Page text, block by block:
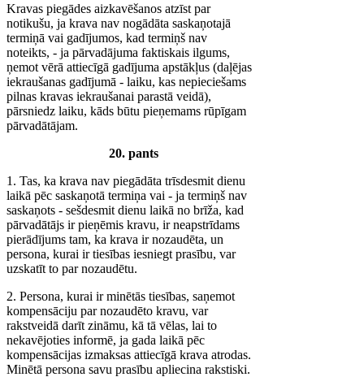
Kravas piegādes aizkavēšanos atzīst par
notikušu, ja krava nav nogādāta saskaņotajā
termiņā vai gadījumos, kad termiņš nav
noteikts, - ja pārvadājuma faktiskais ilgums,
ņemot vērā attiecīgā gadījuma apstākļus (daļējas
iekraušanas gadījumā - laiku, kas nepieciešams
pilnas kravas iekraušanai parastā veidā),
pārsniedz laiku, kāds būtu pieņemams rūpīgam
pārvadātājam.
20. pants
1. Tas, ka krava nav piegādāta trīsdesmit dienu
laikā pēc saskaņotā termiņa vai - ja termiņš nav
saskaņots - sešdesmit dienu laikā no brīža, kad
pārvadātājs ir pieņēmis kravu, ir neapstrīdams
pierādījums tam, ka krava ir nozaudēta, un
persona, kurai ir tiesības iesniegt prasību, var
uzskatīt to par nozaudētu.
2. Persona, kurai ir minētās tiesības, saņemot
kompensāciju par nozaudēto kravu, var
rakstveidā darīt zināmu, kā tā vēlas, lai to
nekavējoties informē, ja gada laikā pēc
kompensācijas izmaksas attiecīgā krava atrodas.
Minētā persona savu prasību apliecina rakstiski.